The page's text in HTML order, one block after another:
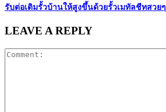
รับต่อเติมรั้วบ้านให้สูงขึ้นด้วยรั้วเมทัลชีทสวยๆ
LEAVE A REPLY